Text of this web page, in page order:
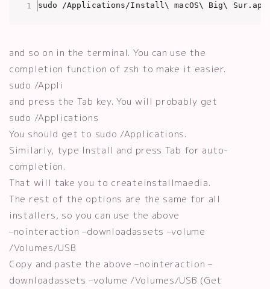
sudo /Applications/Install\ macOS\ Big\
and so on in the terminal. You can use the
completion function of zsh to make it easier.
sudo /Appli
and press the Tab key. You will probably get
sudo /Applications
You should get to sudo /Applications.
Similarly, type Install and press Tab for auto-
completion.
That will take you to createinstallmaedia.
The rest of the options are the same for all
installers, so you can use the above
–nointeraction –downloadassets –volume
/Volumes/USB
Copy and paste the above –nointeraction –
downloadassets –volume /Volumes/USB (Get